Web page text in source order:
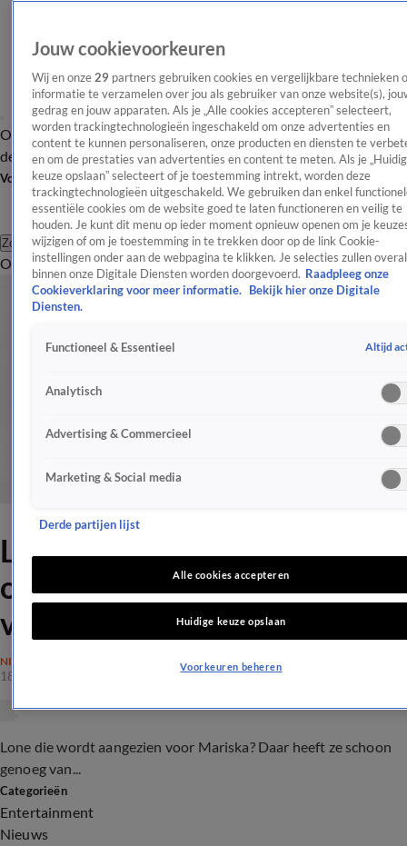
OverzichtAfleveringen Entertainment TV Algemeen
Tip
de redactieNieuwsbrief
Volg Shownieuws
Zoeken
OverzichtEntertainmentSpraakmakendRealityCrimeVideo's
Lone van Roosendaal wordt
op Ibiza herkend als Mariska
van Kolck
NIEUWS
18 mei 2017, 16:00
Lone die wordt aangezien voor Mariska? Daar heeft ze schoon
genoeg van...
Categorieën
Entertainment
Nieuws
Jouw cookievoorkeuren
Wij en onze 29 partners gebruiken cookies en vergelijkbare technieken
informatie te verzamelen over jou als gebruiker van onze website(s),
gedrag en jouw apparaten. Als je „Alle cookies accepteren” selecteert,
worden trackingtechnologieën ingeschakeld om onze advertenties en
content te kunnen personaliseren, onze producten en diensten te
en om de prestaties van advertenties en content te meten. Als je
keuze opslaan” selecteert of je toestemming intrekt, worden deze
trackingtechnologieën uitgeschakeld. We gebruiken dan enkel
essentiële cookies om de website goed te laten functioneren en veilig te
houden. Je kunt dit menu op ieder moment opnieuw openen om je
wijzigen of om je toestemming in te trekken door op de link Cookie-
instellingen onder aan de webpagina te klikken. Je selecties zullen overal
binnen onze Digitale Diensten worden doorgevoerd. Raadpleeg onze
Cookieverklaring voor meer informatie.
Bekijk hier onze Digitale
Diensten.
Functioneel & Essentieel Altijd
Analytisch
Advertising & Commercieel
Marketing & Social media
Derde partijen lijst
Alle cookies accepteren
Huidige keuze opslaan
Voorkeuren beheren